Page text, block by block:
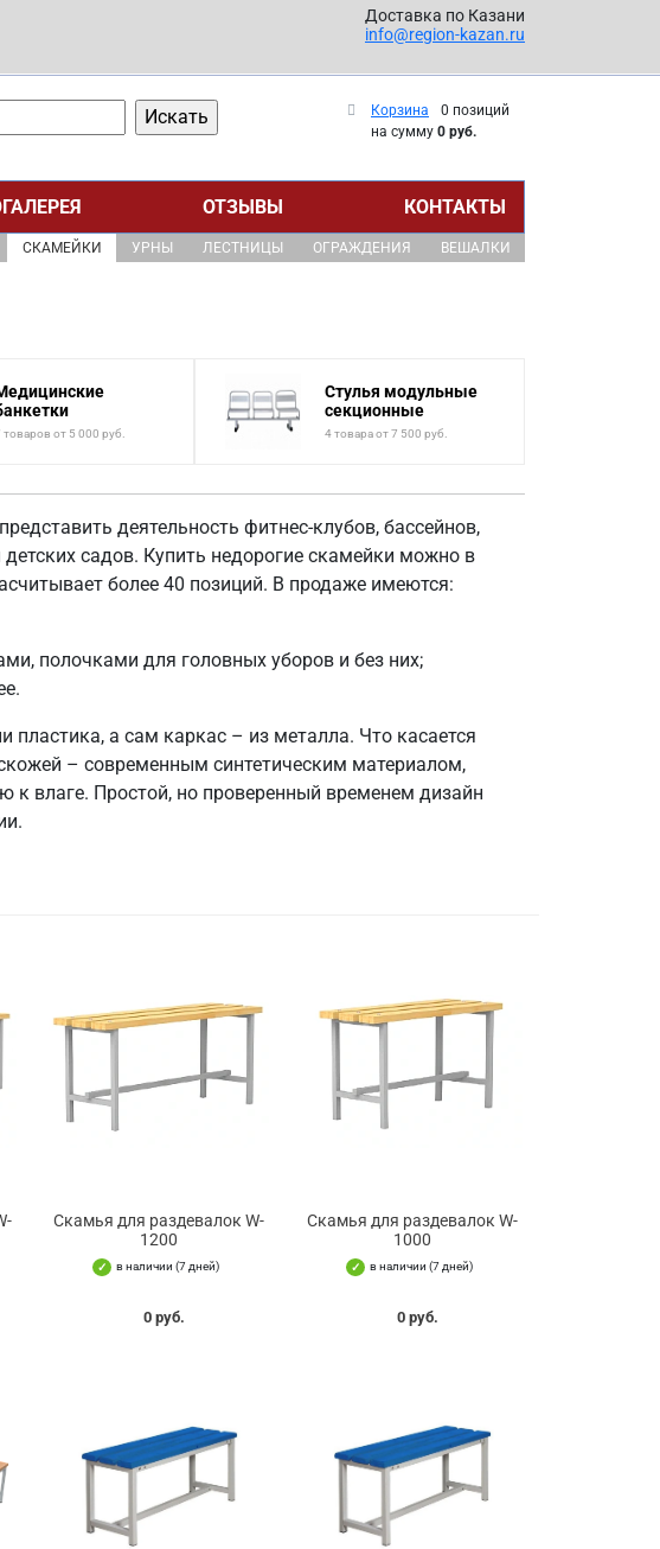
Доставка по Казани
info@region-kazan.ru
Корзина
0 позиций
на сумму 0 руб.
ОТЗЫВЫ КОНТАКТЫ
СКАМЕЙКИ УРНЫ ЛЕСТНИЦЫ ОГРАЖДЕНИЯ ВЕШАЛКИ
товаров от 5 000 руб.
Стулья модульные
секционные
4 товара от 7 500 руб.
деятельность фитнес-клубов, бассейнов,
садов. Купить недорогие скамейки можно в
более 40 позиций. В продаже имеются:
полочками для головных уборов и без них;
пластика, а сам каркас – из металла. Что касается
– современным синтетическим материалом,
влаге. Простой, но проверенный временем дизайн
Скамья для раздевалок W-
1200
в наличии (7 дней)
0 руб.
Скамья для раздевалок W-
1000
в наличии (7 дней)
0 руб.